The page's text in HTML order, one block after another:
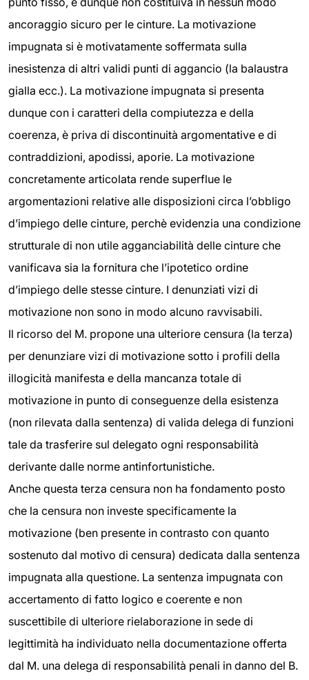
ancoraggio sicuro per le cinture. La motivazione
impugnata si è motivatamente soffermata sulla
inesistenza di altri validi punti di aggancio (la balaustra
gialla ecc.). La motivazione impugnata si presenta
dunque con i caratteri della compiutezza e della
coerenza, è priva di discontinuità argomentative e di
contraddizioni, apodissi, aporie. La motivazione
concretamente articolata rende superflue le
argomentazioni relative alle disposizioni circa l’obbligo
d’impiego delle cinture, perchè evidenzia una condizione
strutturale di non utile agganciabilità delle cinture che
vanificava sia la fornitura che l’ipotetico ordine
d’impiego delle stesse cinture. I denunziati vizi di
motivazione non sono in modo alcuno ravvisabili.
Il ricorso del M. propone una ulteriore censura (la terza)
per denunziare vizi di motivazione sotto i profili della
illogicità manifesta e della mancanza totale di
motivazione in punto di conseguenze della esistenza
(non rilevata dalla sentenza) di valida delega di funzioni
tale da trasferire sul delegato ogni responsabilità
derivante dalle norme antinfortunistiche.
Anche questa terza censura non ha fondamento posto
che la censura non investe specificamente la
motivazione (ben presente in contrasto con quanto
sostenuto dal motivo di censura) dedicata dalla sentenza
impugnata alla questione. La sentenza impugnata con
accertamento di fatto logico e coerente e non
suscettibile di ulteriore rielaborazione in sede di
legittimità ha individuato nella documentazione offerta
dal M. una delega di responsabilità penali in danno del B.